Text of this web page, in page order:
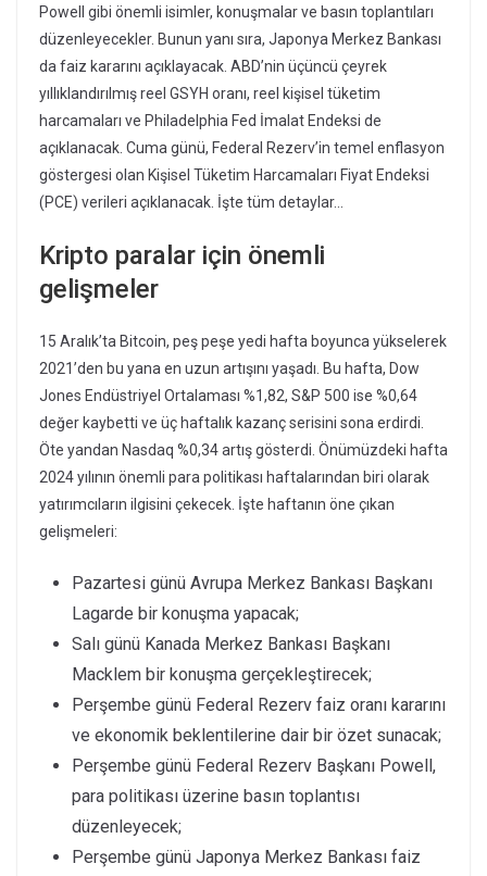
Powell gibi önemli isimler, konuşmalar ve basın toplantıları
düzenleyecekler. Bunun yanı sıra, Japonya Merkez Bankası
da faiz kararını açıklayacak. ABD’nin üçüncü çeyrek
yıllıklandırılmış reel GSYH oranı, reel kişisel tüketim
harcamaları ve Philadelphia Fed İmalat Endeksi de
açıklanacak. Cuma günü, Federal Rezerv’in temel enflasyon
göstergesi olan Kişisel Tüketim Harcamaları Fiyat Endeksi
(PCE) verileri açıklanacak. İşte tüm detaylar…
Kripto paralar için önemli
gelişmeler
15 Aralık’ta Bitcoin, peş peşe yedi hafta boyunca yükselerek
2021’den bu yana en uzun artışını yaşadı. Bu hafta, Dow
Jones Endüstriyel Ortalaması %1,82, S&P 500 ise %0,64
değer kaybetti ve üç haftalık kazanç serisini sona erdirdi.
Öte yandan Nasdaq %0,34 artış gösterdi. Önümüzdeki hafta
2024 yılının önemli para politikası haftalarından biri olarak
yatırımcıların ilgisini çekecek. İşte haftanın öne çıkan
gelişmeleri:
Pazartesi günü Avrupa Merkez Bankası Başkanı
Lagarde bir konuşma yapacak;
Salı günü Kanada Merkez Bankası Başkanı
Macklem bir konuşma gerçekleştirecek;
Perşembe günü Federal Rezerv faiz oranı kararını
ve ekonomik beklentilerine dair bir özet sunacak;
Perşembe günü Federal Rezerv Başkanı Powell,
para politikası üzerine basın toplantısı
düzenleyecek;
Perşembe günü Japonya Merkez Bankası faiz